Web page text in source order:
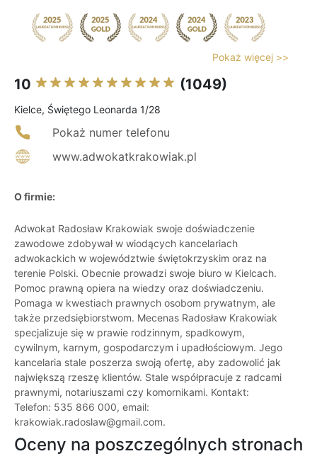
Pokaż więcej >>
10 (1049)
Kielce, Świętego Leonarda 1/28
Pokaż numer telefonu
www.adwokatkrakowiak.pl
O firmie:
Adwokat Radosław Krakowiak swoje doświadczenie
zawodowe zdobywał w wiodących kancelariach
adwokackich w województwie świętokrzyskim oraz na
terenie Polski. Obecnie prowadzi swoje biuro w Kielcach.
Pomoc prawną opiera na wiedzy oraz doświadczeniu.
Pomaga w kwestiach prawnych osobom prywatnym, ale
także przedsiębiorstwom. Mecenas Radosław Krakowiak
specjalizuje się w prawie rodzinnym, spadkowym,
cywilnym, karnym, gospodarczym i upadłościowym. Jego
kancelaria stale poszerza swoją ofertę, aby zadowolić jak
największą rzeszę klientów. Stale współpracuje z radcami
prawnymi, notariuszami czy komornikami. Kontakt:
Telefon: 535 866 000, email:
krakowiak.radoslaw@gmail.com.
Oceny na poszczególnych stronach